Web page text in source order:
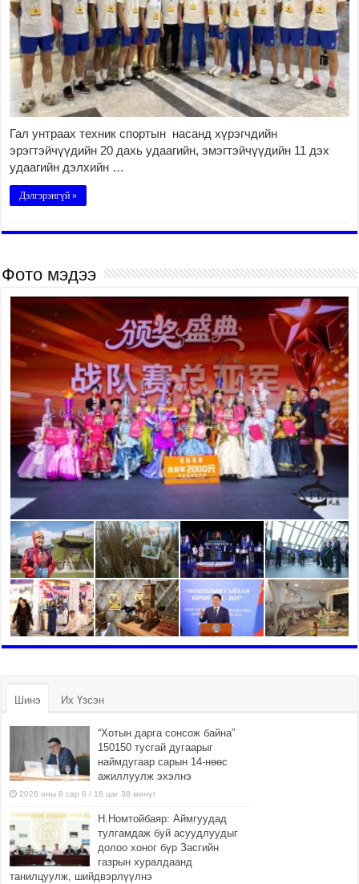
Гал унтраах техник спортын насанд хүрэгчдийн
эрэгтэйчүүдийн 20 дахь удаагийн, эмэгтэйчүүдийн 11 дэх
удаагийн дэлхийн …
Дэлгэрэнгүй »
Фото мэдээ
Шинэ Их Үзсэн
“Хотын дарга сонсож байна”
150150 тусгай дугаарыг
наймдугаар сарын 14-нөөс
ажиллуулж эхэлнэ
2026 оны 8 сар 6 / 16 цаг 38 минут
Н.Номтойбаяр: Аймгуудад
тулгамдаж буй асуудлуудыг
долоо хоног бүр Засгийн
газрын хуралдаанд
танилцуулж, шийдвэрлүүлнэ